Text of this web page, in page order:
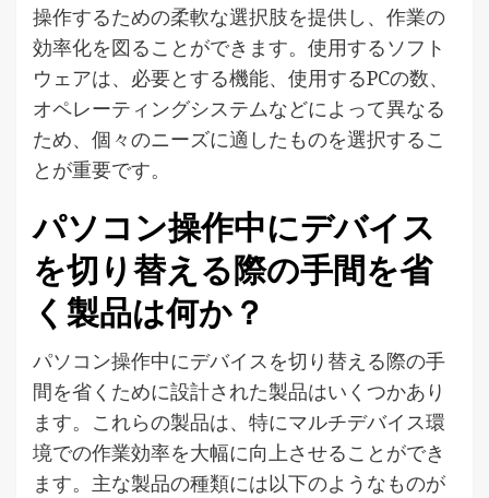
操作するための柔軟な選択肢を提供し、作業の
効率化を図ることができます。使用するソフト
ウェアは、必要とする機能、使用するPCの数、
オペレーティングシステムなどによって異なる
ため、個々のニーズに適したものを選択するこ
とが重要です。
パソコン操作中にデバイス
を切り替える際の手間を省
く製品は何か？
パソコン操作中にデバイスを切り替える際の手
間を省くために設計された製品はいくつかあり
ます。これらの製品は、特にマルチデバイス環
境での作業効率を大幅に向上させることができ
ます。主な製品の種類には以下のようなものが